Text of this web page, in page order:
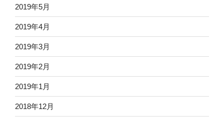
2019年5月
2019年4月
2019年3月
2019年2月
2019年1月
2018年12月